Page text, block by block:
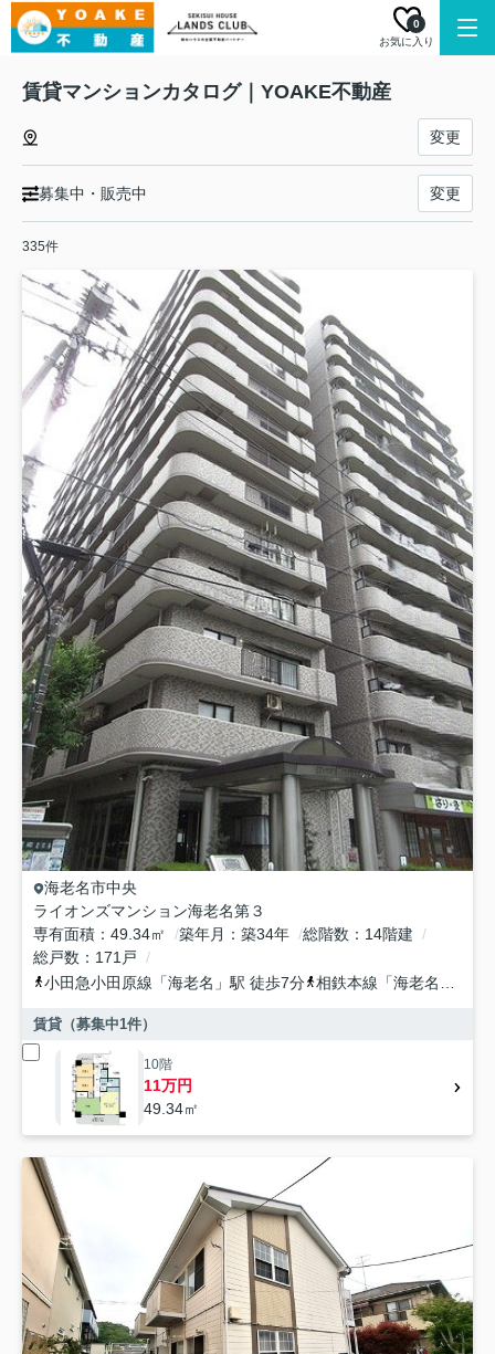
お気に入り
0
賃貸マンションカタログ｜YOAKE不動産
変更
募集中・販売中 変更
335件
海老名市中央
ライオンズマンション海老名第３
専有面積
49.34㎡ 築年月 築34年 総階数
14階建
総戸数
171戸
小田急小田原線 「海老名 」駅 徒歩7分 相鉄本線 「海老名
賃貸（募集中1件）
10階
11万円
49.34㎡